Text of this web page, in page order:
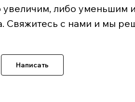
либо уменьшим
Свяжитесь с нами и мы
Написать